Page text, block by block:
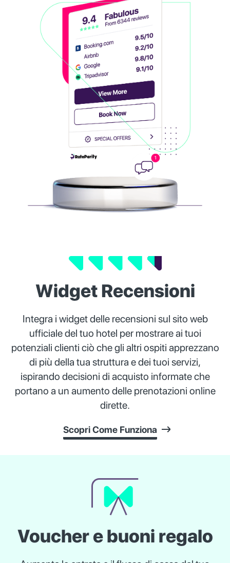
Widget Recensioni
Integra i widget delle recensioni sul sito web
ufficiale del tuo hotel per mostrare ai tuoi
potenziali clienti ciò che gli altri ospiti apprezzano
di più della tua struttura e dei tuoi servizi,
ispirando decisioni di acquisto informate che
portano a un aumento delle prenotazioni online
dirette.
Scopri Come Funziona
Voucher e buoni regalo